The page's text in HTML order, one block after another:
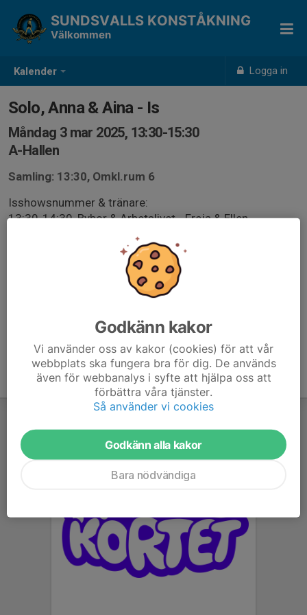
Kalender Logga in
SUNDSVALLS KONSTÅKNING
Välkommen
Solo, Anna & Aina - Is
Måndag 3 mar 2025, 13:30-15:30
A-Hallen
Samling: 13:30, Omkl.rum 6
Isshowsnummer & tränare:
13:30-14:30, Bybor & Arbetslivet - Freja & Ellen
14:30-15:00, Ghostbusters - Ellen
15:00-15:30, Solo (Grease) - Ellen
Godkänn kakor
Vi använder oss av kakor (cookies) för att vår
webbplats ska fungera bra för dig. De används
även för webbanalys i syfte att hjälpa oss att
förbättra våra tjänster.
Så använder vi cookies
Godkänn alla kakor
Bara nödvändiga